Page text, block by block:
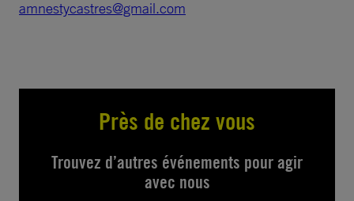
amnestycastres@gmail.com
Près de chez vous
Trouvez d’autres événements pour agir
avec nous